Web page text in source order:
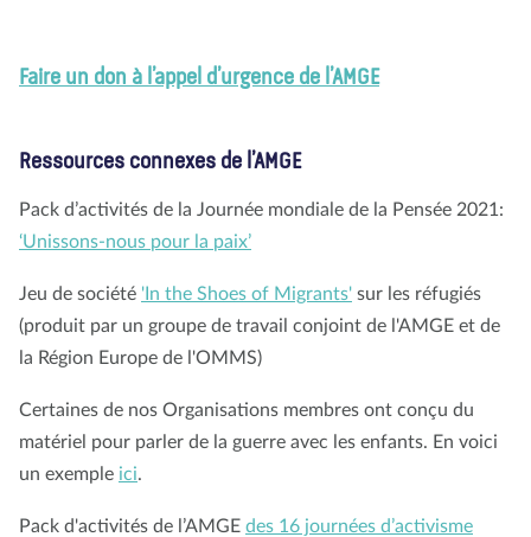
Faire un don à l’appel d’urgence de l’AMGE
Ressources connexes de l’AMGE
Pack d’activités de la Journée mondiale de la Pensée 2021:
‘Unissons-nous pour la paix’
Jeu de société 'In the Shoes of Migrants' sur les réfugiés
(produit par un groupe de travail conjoint de l'AMGE et de
la Région Europe de l'OMMS)
Certaines de nos Organisations membres ont conçu du
matériel pour parler de la guerre avec les enfants. En voici
un exemple ici.
Pack d'activités de l’AMGE des 16 journées d’activisme